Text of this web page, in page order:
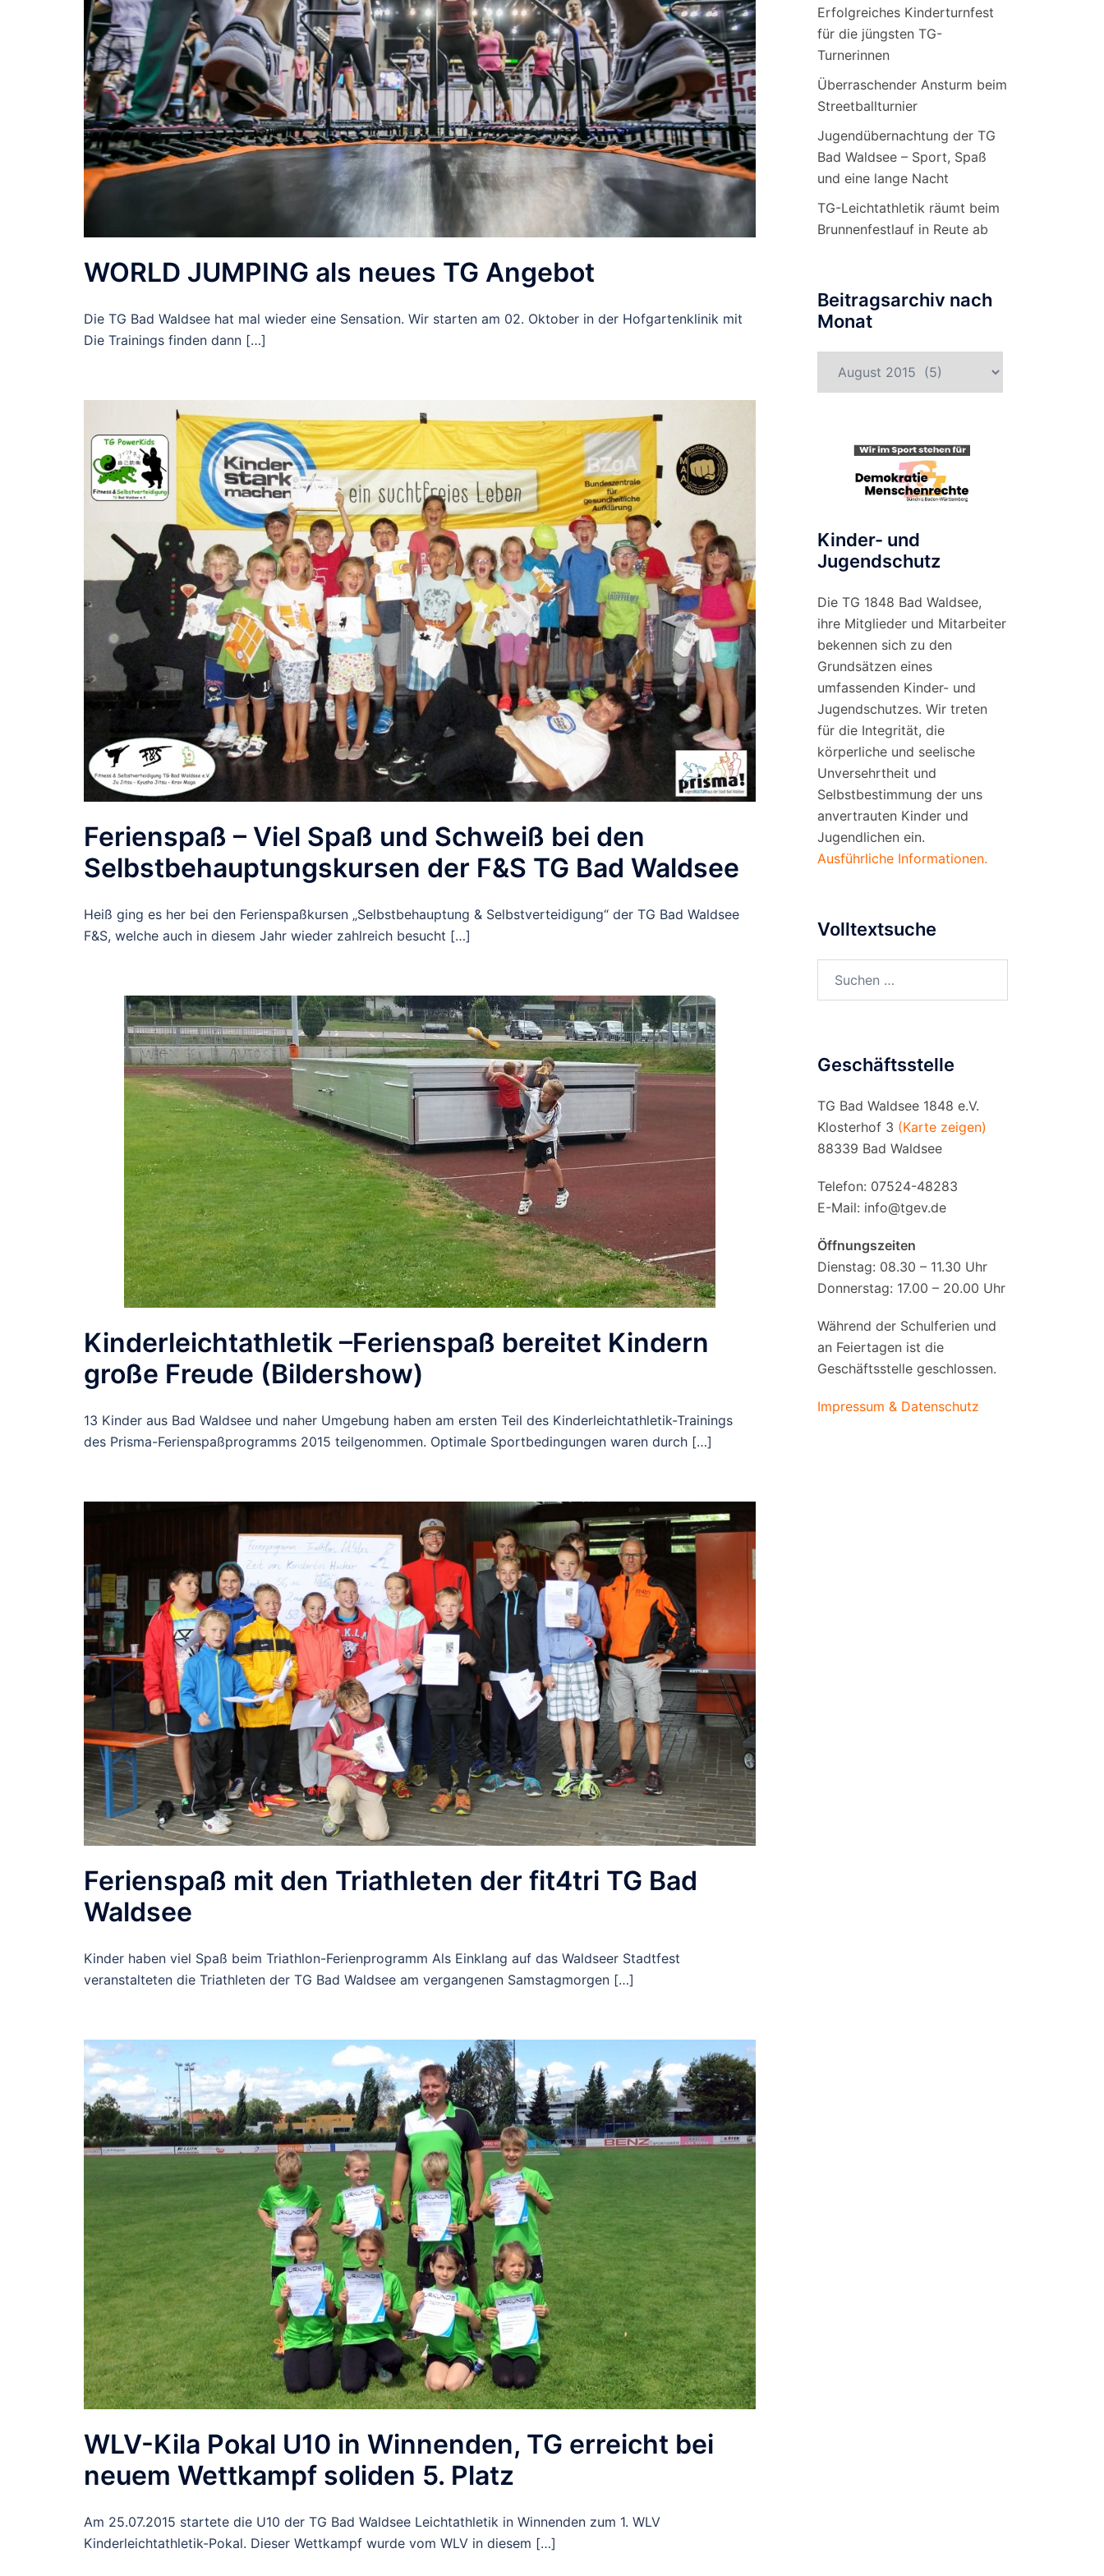
WORLD JUMPING als neues TG Angebot
Die TG Bad Waldsee hat mal wieder eine Sensation. Wir starten am 02. Oktober in der Hofgartenklinik mit
Die Trainings finden dann […]
Ferienspaß – Viel Spaß und Schweiß bei den
Selbstbehauptungskursen der F&S TG Bad Waldsee
Heiß ging es her bei den Ferienspaßkursen „Selbstbehauptung & Selbstverteidigung“ der TG Bad Waldsee
F&S, welche auch in diesem Jahr wieder zahlreich besucht […]
Kinderleichtathletik –Ferienspaß bereitet Kindern
große Freude (Bildershow)
13 Kinder aus Bad Waldsee und naher Umgebung haben am ersten Teil des Kinderleichtathletik-Trainings
des Prisma-Ferienspaßprogramms 2015 teilgenommen. Optimale Sportbedingungen waren durch […]
Ferienspaß mit den Triathleten der fit4tri TG Bad
Waldsee
Kinder haben viel Spaß beim Triathlon-Ferienprogramm Als Einklang auf das Waldseer Stadtfest
veranstalteten die Triathleten der TG Bad Waldsee am vergangenen Samstagmorgen […]
WLV-Kila Pokal U10 in Winnenden, TG erreicht bei
neuem Wettkampf soliden 5. Platz
Am 25.07.2015 startete die U10 der TG Bad Waldsee Leichtathletik in Winnenden zum 1. WLV
Kinderleichtathletik-Pokal. Dieser Wettkampf wurde vom WLV in diesem […]
Erfolgreiches Kinderturnfest
für die jüngsten TG-
Turnerinnen
Überraschender Ansturm beim
Streetballturnier
Jugendübernachtung der TG
Bad Waldsee – Sport, Spaß
und eine lange Nacht
TG-Leichtathletik räumt beim
Brunnenfestlauf in Reute ab
Beitragsarchiv nach
Monat
nach
Kinder- und
Jugendschutz
Die TG 1848 Bad Waldsee,
ihre Mitglieder und Mitarbeiter
bekennen sich zu den
Grundsätzen eines
umfassenden Kinder- und
Jugendschutzes. Wir treten
für die Integrität, die
körperliche und seelische
Unversehrtheit und
Selbstbestimmung der uns
anvertrauten Kinder und
Jugendlichen ein.
Ausführliche Informationen.
Volltextsuche
nach:
Geschäftsstelle
TG Bad Waldsee 1848 e.V.
Klosterhof 3 (Karte zeigen)
88339 Bad Waldsee
Telefon: 07524-48283
E-Mail: info@tgev.de
Öffnungszeiten
Dienstag: 08.30 – 11.30 Uhr
Donnerstag: 17.00 – 20.00 Uhr
Während der Schulferien und
an Feiertagen ist die
Geschäftsstelle geschlossen.
Impressum & Datenschutz